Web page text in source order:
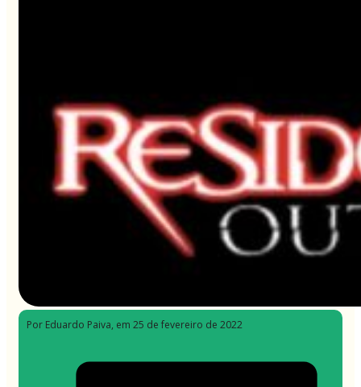
Por Eduardo Paiva, em 25 de fevereiro de 2022